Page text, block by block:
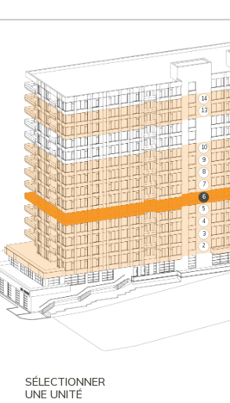
2
3
4
5
6
7
8
9
10
13
14
SÉLECTIONNER
UNE UNITÉ